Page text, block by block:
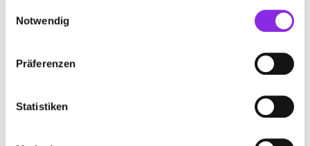
Notwendig
Präferenzen
Statistiken